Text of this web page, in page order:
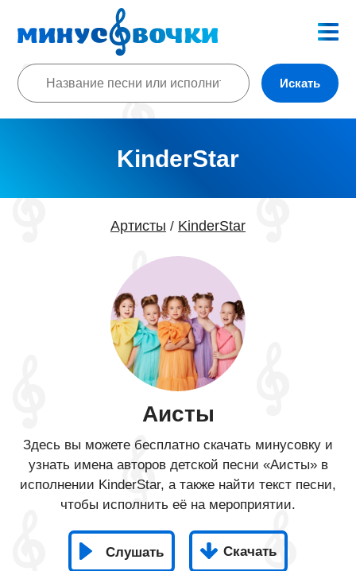
Искать
KinderStar
Артисты / KinderStar
Аисты
Здесь вы можете бесплатно скачать минусовку и
узнать имена авторов детской песни «Аисты» в
исполнении KinderStar, а также найти текст песни,
чтобы исполнить её на мероприятии.
Слушать Скачать